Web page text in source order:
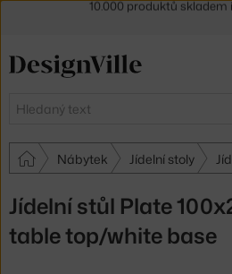
Hledat
Nábytek Jídelní stoly
Jídelní stůl Plate
table top/white base
30 dní na